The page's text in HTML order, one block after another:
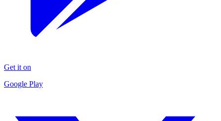
Get it on
Google Play